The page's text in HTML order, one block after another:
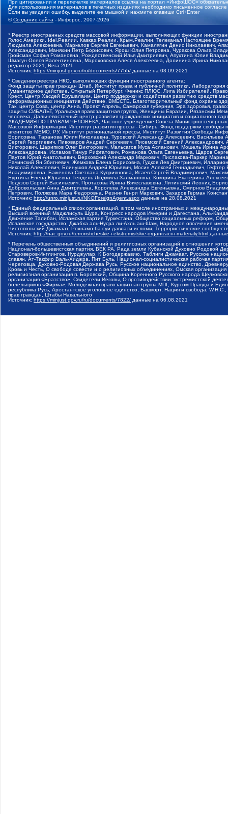
При цитировании и перепечатке материалов ссылка на портал «ИнфоШОС»
Для использования материалов в печатных изданиях необходимо письменное
Если вы увидели ошибку, выделите ее мышкой и нажмите клавиши Ctrl+Enter
©Создание сайта - Инфорос, 2007-2026
* Реестр иностранных средств массовой информации, выполняющих функции
Голос Америки, Idel.Реалии, Кавказ.Реалии, Крым.Реалии, Телеканал Настоящее
Людмила Алексеевна, Маркелов Сергей Евгеньевич, Камалягин Денис Николаевич,
Александрович, Маняхин Петр Борисович, Ярош Юлия Петровна, Чуракова Ольга
Гройсман Софья Романовна, Рождественский Илья Дмитриевич, Апухтина Юлия
Шмагун Олеся Валентиновна, Мароховская Алеся Алексеевна, Долинина Ирина
редактор 2021, Вега 2021
Источник: https://minjust.gov.ru/ru/documents/7755/ данные на 03.09.2021
* Сведения реестра НКО, выполняющих функции иностранного агента:
Фонд защиты прав граждан Штаб, Институт права и публичной политики,
Гуманитарное действие, Открытый Петербург, Феникс ПЛЮС, Лига Избирателей,
Крест, Центр Хасдей Ерушалаим, Центр поддержки и содействия развитию средств
информационных инициатив Действие, ВМЕСТЕ, Благотворительный фонд охраны
Так, центр Сова, центр Анна, Проект Апрель, Самарская губерния, Эра здоровья,
защиты СИБАЛЬТ, Уральская правозащитная группа, Женщины Евразии, Рязанский
человека, Дальневосточный центр развития гражданских инициатив и социального
АКАДЕМИЯ ПО ПРАВАМ ЧЕЛОВЕКА, Частное учреждение Совета Министров северных
Массовой Информации, Институт развития прессы - Сибирь, Фонд поддержки
агентство МЕМО. РУ, Институт региональной прессы, Институт Развития Свободы
Борисовна, Таранова Юлия Николаевна, Туровский Александр Алексеевич,
Сергей Георгиевич, Пивоваров Андрей Сергеевич, Писемский Евгений
Викторович, Шарипков Олег Викторович, Мальсагов Муса Асланович, Мошель Ирина
Александровна, Исламов Тимур Рифгатович, Романова Ольга Евгеньевна, Щаров
Паутов Юрий Анатольевич, Верховский Александр Маркович, Пислакова-Паркер
Рачинский Ян Збигневич, Жемкова Елена Борисовна, Гудков Лев Дмитриевич,
Николай Алексеевич, Блинушов Андрей Юрьевич, Мосин Алексей Геннадьевич,
Владимировна, Баженова Светлана Куприяновна, Исаев Сергей Владимирович,
Буртина Елена Юрьевна, Гендель Людмила Залмановна, Кокорина Екатерина
Подузов Сергей Васильевич, Протасова Ирина Вячеславовна, Литинский Леонид
Добровольская Анна Дмитриевна, Королева Александра Евгеньевна, Смирнов
Петрович, Полякова Мара Федоровна, Резник Генри Маркович, Захаров Герман
Источник: http://unro.minjust.ru/NKOForeignAgent.aspx данные на 28.08.2021
* Единый федеральный список организаций, в том числе иностранных и
Высший военный Маджлисуль Шура, Конгресс народов Ичкерии и Дагестана, Аль-
Движение Талибан, Исламская партия Туркестана, Общество социальных реформ,
Исламское государство, Джабха аль-Нусра ли-Ахль аш-Шам, Народное ополчение
Чистопольский Джамаат, Рохнамо ба суи давлати исломи, Террористическое
Источник: http://nac.gov.ru/terroristicheskie-i-ekstremistskie-organizacii-i-materialy.html
* Перечень общественных объединений и религиозных организаций в отношении
Национал-большевистская партия, ВЕК РА, Рада земли Кубанской Духовно Родовой
Староверов-Инглингов, Нурджулар, К Богодержавию, Таблиги Джамаат, Русское
славян, Ат-Такфир Валь-Хиджра, Пит Буль, Национал-социалистическая рабочая
Череповца, Духовно-Родовая Держава Русь, Русское национальное единство,
Кровь и Честь, О свободе совести и о религиозных объединениях, Омская
религиозная организация п. Боровский, Община Коренного Русского народа
организация «Братство», Свидетели Иеговы, О противодействии экстремистской
болельщиков «Фирма», Молодежная правозащитная группа МПГ, Курсом Правды и
республика Русь, Арестантское уголовное единство, Башкорт, Нация и свобода,
прав граждан, Штабы Навального
Источник: https://minjust.gov.ru/ru/documents/7822/ данные на 06.08.2021